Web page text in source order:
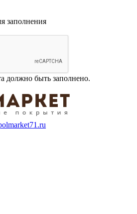
заполнения
должно быть заполнено.